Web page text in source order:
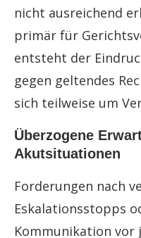
nicht ausreichend
primär für
entsteht der
gegen geltendes
sich teilweise um
Überzogene
Akutsituationen
Forderungen nach
Eskalationsstopps
Kommunikation vor